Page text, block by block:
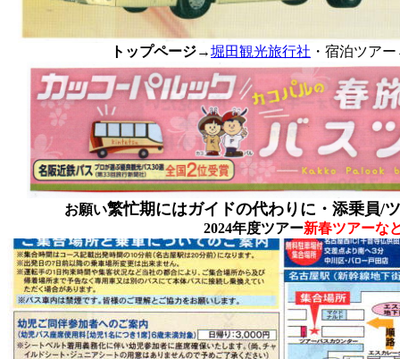
トップページ→堀田観光旅行社 ・宿泊ツア
お願い繁忙期にはガイドの代わりに・添乗員/
2024年度ツアー新春ツアーな